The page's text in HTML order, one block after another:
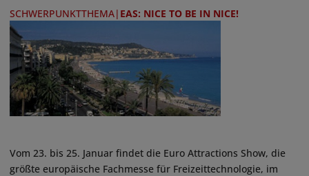
SCHWERPUNKTTHEMA| EAS: NICE TO BE IN NICE!
Vom 23. bis 25. Januar findet die Euro Attractions Show, die
größte europäische Fachmesse für Freizeittechnologie, im